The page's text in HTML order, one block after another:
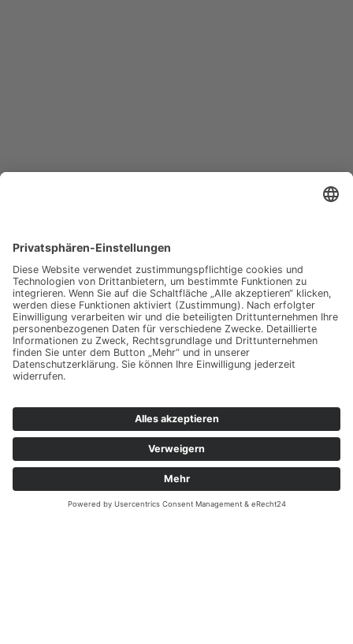
HEAG Holding AG –
Beteiligungsmanagement der
Wissenschaftsstadt Darmstadt (HEAG)